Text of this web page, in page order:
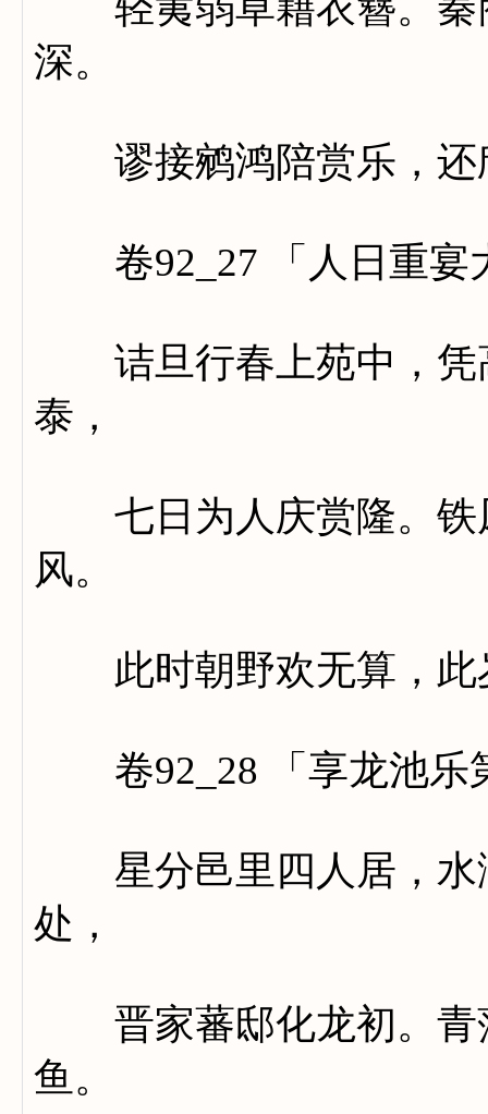
深。
谬接鹓鸿陪赏乐，还
卷92_27 「人日重宴
诘旦行春上苑中，凭
泰，
七日为人庆赏隆。铁
风。
此时朝野欢无算，此
卷92_28 「享龙池乐
星分邑里四人居，水
处，
晋家蕃邸化龙初。青
鱼。